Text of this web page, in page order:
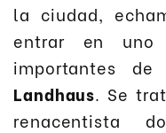
la ciudad,
entrar en
importantes de
Landhaus. Se
renacentista